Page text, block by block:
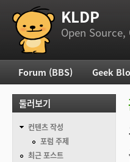
부 메뉴 KLDP
Open Source,
주 메뉴
Forum (BBS) Geek
둘러보기
컨텐츠 작성
포럼 주제
최근 포스트